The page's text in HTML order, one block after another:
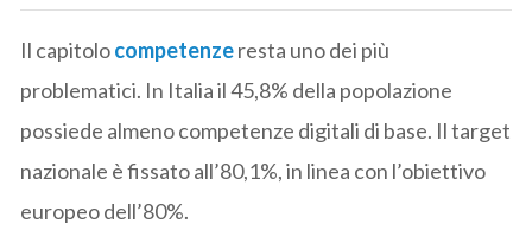
Il capitolocompetenzeresta uno dei più
problematici. In Italia il 45,8% della popolazione
possiede almeno competenze digitali di base. Il target
nazionale è fissato all’80,1%, in linea con l’obiettivo
europeo dell’80%.